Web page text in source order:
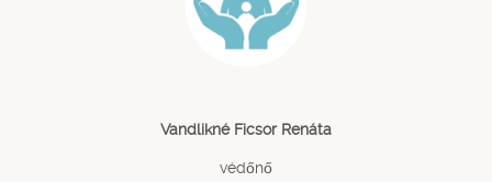
Vandlikné Ficsor Renáta
védőnő